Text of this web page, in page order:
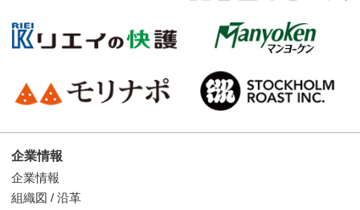
企業情報
企業情報
組織図 / 沿革